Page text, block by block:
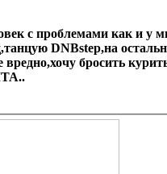
с проблемами как и у
DNBstep,на
бросить